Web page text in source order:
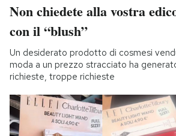
Non chiedete alla vostra
con il “blush”
Un desiderato prodotto di cosmesi
moda a un prezzo stracciato ha
richieste, troppe richieste